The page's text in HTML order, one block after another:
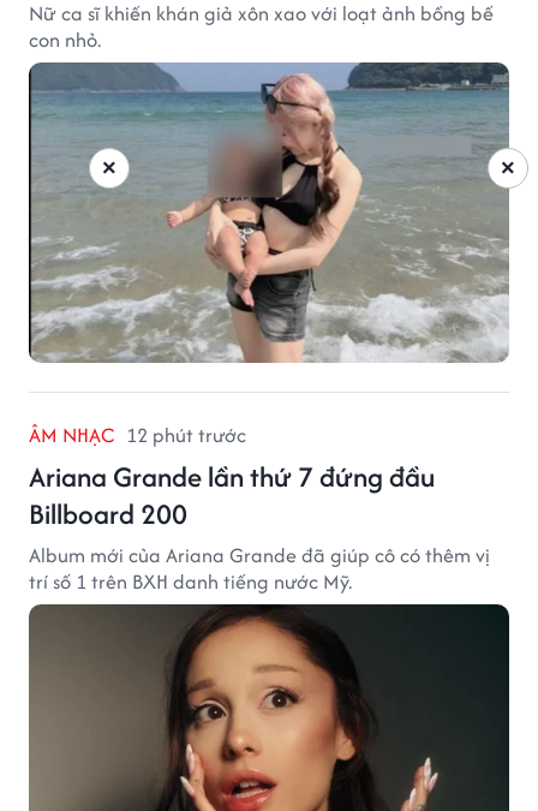
Nữ ca sĩ khiến khán giả xôn xao với loạt ảnh bồng bế
con nhỏ.
ÂM NHẠC 12 phút trước
Ariana Grande lần thứ 7 đứng đầu
Billboard 200
Album mới của Ariana Grande đã giúp cô có thêm vị
trí số 1 trên BXH danh tiếng nước Mỹ.
×
×